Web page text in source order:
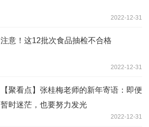
2022-12-31
注意！这12批次食品抽检不合格
2022-12-31
【聚看点】张桂梅老师的新年寄语：即便
暂时迷茫，也要努力发光
2022-12-31